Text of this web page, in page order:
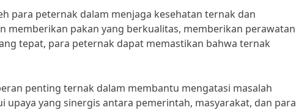
para peternak dalam menjaga kesehatan ternak dan
memberikan pakan yang berkualitas, memberikan perawatan
tepat, para peternak dapat memastikan bahwa ternak
penting ternak dalam membantu mengatasi masalah
upaya yang sinergis antara pemerintah, masyarakat, dan para